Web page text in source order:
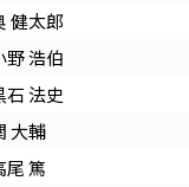
健太郎
野 浩伯
石 法史
大輔
尾 篤